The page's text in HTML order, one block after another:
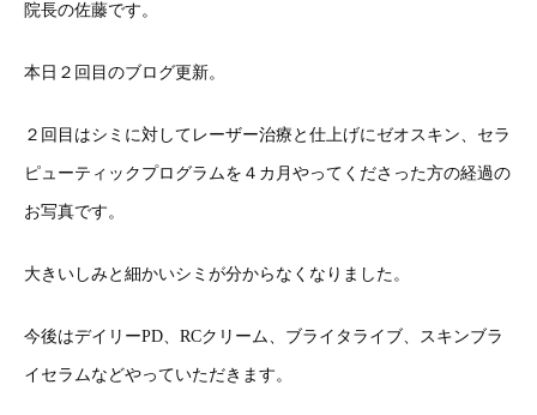
院長の佐藤です。
本日２回目のブログ更新。
２回目はシミに対してレーザー治療と仕上げにゼオスキン、セラ
ピューティックプログラムを４カ月やってくださった方の経過の
お写真です。
大きいしみと細かいシミが分からなくなりました。
今後はデイリーPD、RCクリーム、ブライタライブ、スキンブラ
イセラムなどやっていただきます。